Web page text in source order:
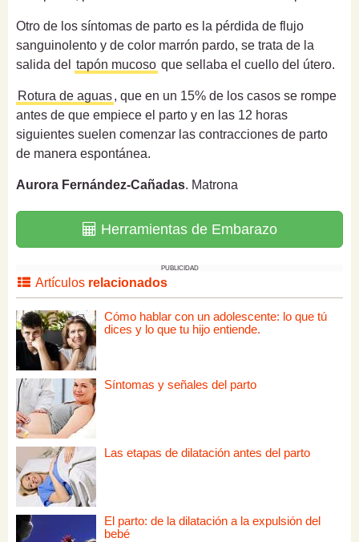
Otro de los síntomas de parto es la pérdida de flujo
sanguinolento y de color marrón pardo, se trata de la
salida del tapón mucoso que sellaba el cuello del útero.
Rotura de aguas, que en un 15% de los casos se rompe
antes de que empiece el parto y en las 12 horas
siguientes suelen comenzar las contracciones de parto
de manera espontánea.
Aurora Fernández-Cañadas. Matrona
Herramientas de Embarazo
PUBLICIDAD
Artículos relacionados
Cómo hablar con un adolescente: lo que tú
dices y lo que tu hijo entiende.
Síntomas y señales del parto
Las etapas de dilatación antes del parto
El parto: de la dilatación a la expulsión del
bebé